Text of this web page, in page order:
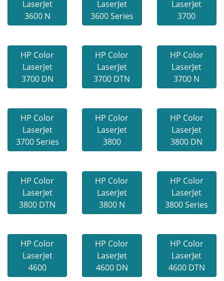
LaserJet
3600 N
LaserJet
3600 Series
LaserJet
3700
HP Color
LaserJet
3700 DN
HP Color
LaserJet
3700 DTN
HP Color
LaserJet
3700 N
HP Color
LaserJet
3700 Series
HP Color
LaserJet
3800
HP Color
LaserJet
3800 DN
HP Color
LaserJet
3800 DTN
HP Color
LaserJet
3800 N
HP Color
LaserJet
3800 Series
HP Color
LaserJet
4600
HP Color
LaserJet
4600 DN
HP Color
LaserJet
4600 DTN